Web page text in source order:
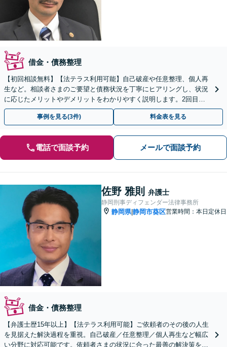
借金・債務整理
【初回相談無料】【法テラス利用可能】自己破産や任意整理、個人再
生など。相談者さまのご要望と債務状況を丁寧にヒアリングし、状況
に応じたメリットやデメリットをわかりやすく説明します。2回目の
債務整理も対応可能です【焼津駅2分】
事例を見る(3件) 料金表を見る
電話で面談予約 メールで面談予約
佐野 雅則 弁護士
静岡刑事ディフェンダー法律事務所
静岡県|静岡市葵区営業時間：本日定休日
借金・債務整理
【弁護士歴15年以上】【法テラス利用可能】ご依頼者のその後の人生
を見据えた解決過程を重視。自己破産／任意整理／個人再生など幅広
い分野に対応可能です。依頼者さまの状況に合った最善の解決策をご